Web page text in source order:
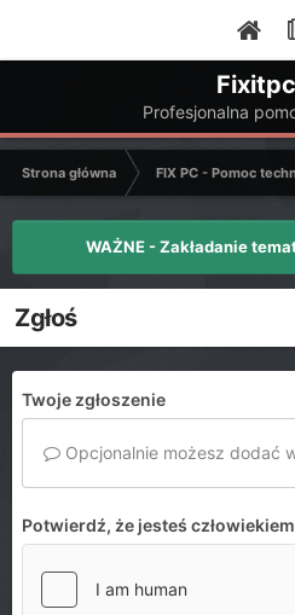
Profesjonalna
Strona główna FIX PC - Pomoc
WAŻNE - Zakładanie
Zgłoś
Twoje zgłoszenie
Opcjonalnie możesz dodać
Potwierdź, że jesteś człowiekiem